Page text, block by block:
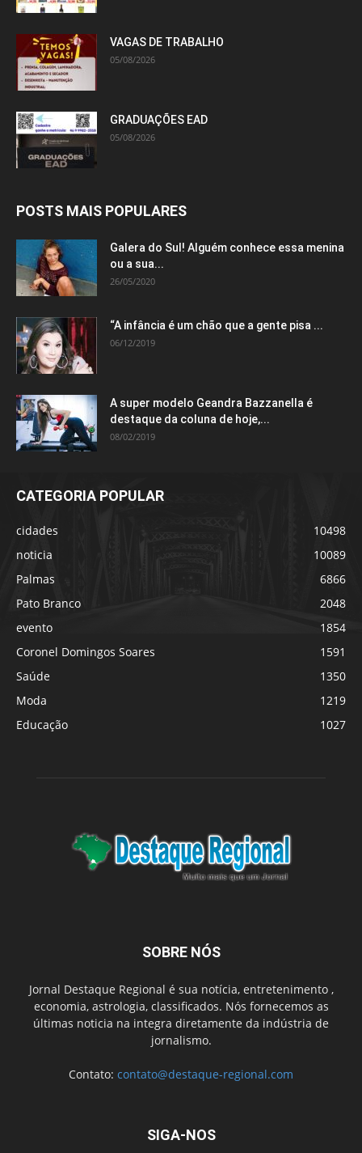
VAGAS DE TRABALHO
05/08/2026
GRADUAÇÕES EAD
05/08/2026
POSTS MAIS POPULARES
Galera do Sul! Alguém conhece essa menina
ou a sua...
26/05/2020
“A infância é um chão que a gente pisa ...
06/12/2019
A super modelo Geandra Bazzanella é
destaque da coluna de hoje,...
08/02/2019
CATEGORIA POPULAR
cidades
10498
noticia
10089
Palmas
6866
Pato Branco
2048
evento
1854
Coronel Domingos Soares
1591
Saúde
1350
Moda
1219
Educação
1027
SOBRE NÓS
Jornal Destaque Regional é sua notícia, entretenimento ,
economia, astrologia, classificados. Nós fornecemos as
últimas noticia na integra diretamente da indústria de
jornalismo.
Contato: contato@destaque-regional.com
SIGA-NOS